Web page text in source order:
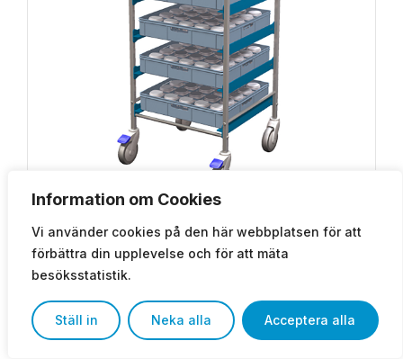
Information om Cookies
Vi använder cookies på den här webbplatsen för att
förbättra din upplevelse och för att mäta
besöksstatistik.
Ställ in Neka alla Acceptera alla
Korgvagn mellan 46x46cm diskkorg
Artikelnr: 204RLP /
Korgvagn för transport och förvaring av diskgods i
Kontakta oss